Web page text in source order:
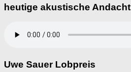
heutige akustische Andacht
Uwe Sauer Lobpreis